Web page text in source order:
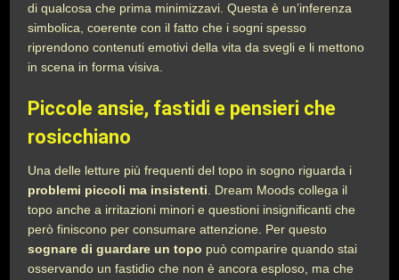
di qualcosa che prima minimizzavi. Questa è un’inferenza
simbolica, coerente con il fatto che i sogni spesso
riprendono contenuti emotivi della vita da svegli e li mettono
in scena in forma visiva.
Piccole ansie, fastidi e pensieri che
rosicchiano
Una delle letture più frequenti del topo in sogno riguarda i
problemi piccoli ma insistenti . Dream Moods collega il
topo anche a irritazioni minori e questioni insignificanti che
però finiscono per consumare attenzione. Per questo
sognare di guardare un topo può comparire quando stai
osservando un fastidio che non è ancora esploso, ma che